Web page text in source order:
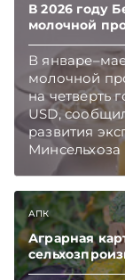
В 2026 году
молочной
В
молочной
на четверть
USD,
развития
АПК
Аграрная